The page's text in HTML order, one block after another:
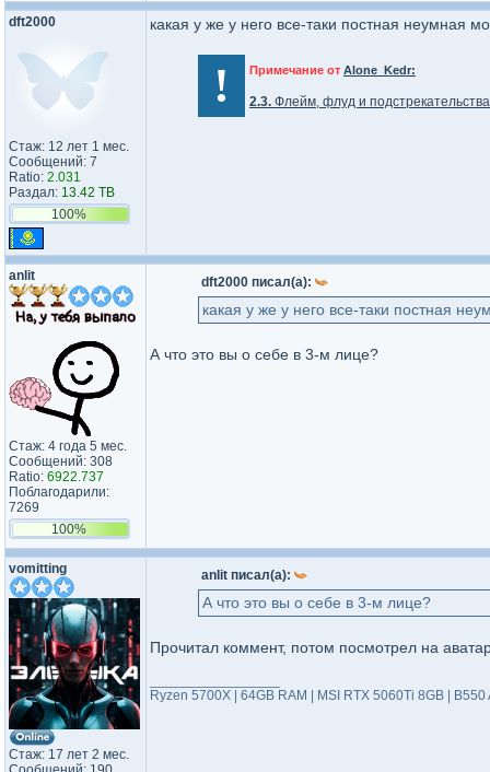
dft2000
Стаж: 12 лет 1 мес.
Сообщений: 7
Ratio: 2.031
Раздал: 13.42 TB
100%
какая у же у него все-таки постная неумная
! Примечание от Alone_Kedr:
2.3. Флейм, флуд и
anlit
Стаж: 4 года 5 мес.
Сообщений: 308
Ratio: 6922.737
Поблагодарили:
7269
100%
dft2000 писал(а):
какая у же у него все-таки постная
А что это вы о себе в 3-м лице?
vomitting
Стаж: 17 лет 2 мес.
anlit писал(а):
А что это вы о себе в 3-м лице?
Прочитал коммент, потом посмотрел на
Ryzen 5700X | 64GB RAM | MSI RTX 5060Ti 8GB |